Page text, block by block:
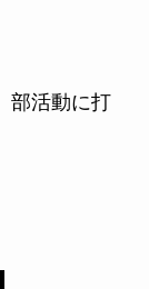
部活動に打